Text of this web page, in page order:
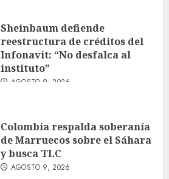
Sheinbaum defiende
reestructura de créditos del
Infonavit: “No desfalca al
instituto”
AGOSTO 9, 2026
Colombia respalda soberanía
de Marruecos sobre el Sáhara
y busca TLC
AGOSTO 9, 2026